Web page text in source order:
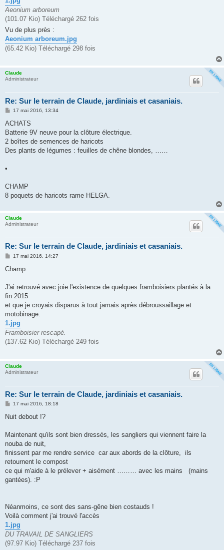
a
g
e
Aeonium arboreum
(101.07 Kio) Téléchargé 262 fois
Vu de plus près :
Aeonium arboreum.jpg
(65.42 Kio) Téléchargé 298 fois
Claude
Administrateur
Re: Sur le terrain de Claude, jardiniais et casaniais.
M
s
a
g
17 mai 2016, 13:34
ACHATS
Batterie 9V neuve pour la clôture électrique.
2 boîtes de semences de haricots
Des plants de légumes : feuilles de chêne blondes, ……
•
CHAMP
8 poquets de haricots rame HELGA.
Claude
Administrateur
Re: Sur le terrain de Claude, jardiniais et casaniais.
M
s
g
17 mai 2016, 14:27
Champ.
J'ai retrouvé avec joie l'existence de quelques framboisiers plantés à la
fin 2015
et que je croyais disparus à tout jamais après débroussaillage et
motobinage.
1.jpg
Framboisier rescapé.
(137.62 Kio) Téléchargé 249 fois
Claude
Administrateur
Re: Sur le terrain de Claude, jardiniais et casaniais.
M
s
g
17 mai 2016, 18:18
Nuit debout !?
Maintenant qu'ils sont bien dressés, les sangliers qui viennent faire la
nouba de nuit,
finissent par me rendre service car aux abords de la clôture, ils
retournent le compost
ce qui m'aide à le prélever + aisément ……… avec les mains (mains
gantées). :P
Néanmoins, ce sont des sans-gêne bien costauds !
Voilà comment j'ai trouvé l'accès
1.jpg
DU TRAVAIL DE SANGLIERS
(97.97 Kio) Téléchargé 237 fois